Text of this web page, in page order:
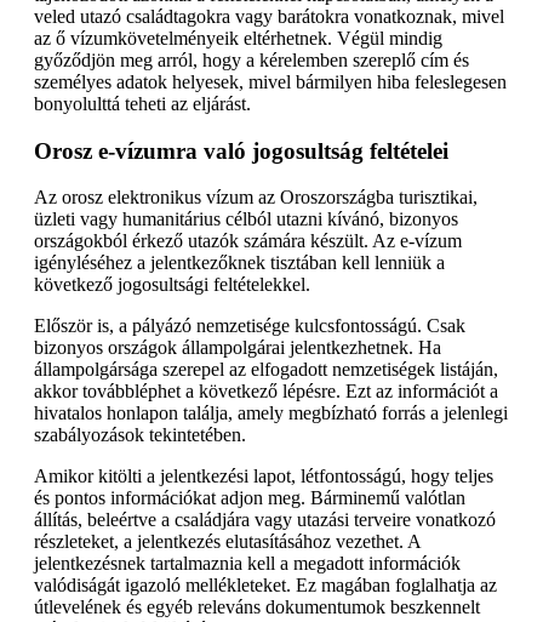
veled utazó családtagokra vagy barátokra vonatkoznak, mivel
az ő vízumkövetelményeik eltérhetnek. Végül mindig
győződjön meg arról, hogy a kérelemben szereplő cím és
személyes adatok helyesek, mivel bármilyen hiba feleslegesen
bonyolulttá teheti az eljárást.
Orosz e-vízumra való jogosultság feltételei
Az orosz elektronikus vízum az Oroszországba turisztikai,
üzleti vagy humanitárius célból utazni kívánó, bizonyos
országokból érkező utazók számára készült. Az e-vízum
igényléséhez a jelentkezőknek tisztában kell lenniük a
következő jogosultsági feltételekkel.
Először is, a pályázó nemzetisége kulcsfontosságú. Csak
bizonyos országok állampolgárai jelentkezhetnek. Ha
állampolgársága szerepel az elfogadott nemzetiségek listáján,
akkor továbbléphet a következő lépésre. Ezt az információt a
hivatalos honlapon találja, amely megbízható forrás a jelenlegi
szabályozások tekintetében.
Amikor kitölti a jelentkezési lapot, létfontosságú, hogy teljes
és pontos információkat adjon meg. Bárminemű valótlan
állítás, beleértve a családjára vagy utazási terveire vonatkozó
részleteket, a jelentkezés elutasításához vezethet. A
jelentkezésnek tartalmaznia kell a megadott információk
valódiságát igazoló mellékleteket. Ez magában foglalhatja az
útlevelének és egyéb releváns dokumentumok beszkennelt